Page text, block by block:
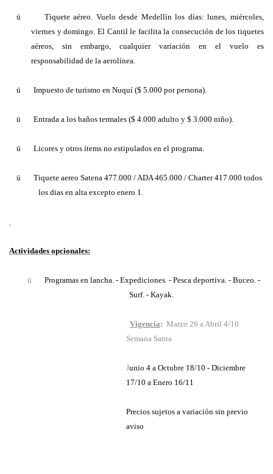
ü
Tiquete aéreo. Vuelo desde Medellín los días: lunes, miércoles,
viernes y domingo. El Cantil le facilita la consecución de los tiquetes
aéreos, sin embargo, cualquier variación en el vuelo es
responsabilidad de la aerolínea.
ü Impuesto de turismo en Nuquí ($ 5.000 por persona).
ü Entrada a los baños termales ($ 4.000 adulto y $ 3.000 niño).
ü Licores y otros ítems no estipulados en el programa.
ü
Tiquete aereo Satena 477.000 / ADA 465.000 / Charter 417.000 todos
los dias en alta excepto enero 1.
Actividades opcionales:
ü
Programas en lancha. - Expediciones. - Pesca deportiva. - Buceo. -
Surf. - Kayak.
Vigencia: Marzo 26 a Abril 4/10
Semana Santa
Junio 4 a Octubre 18/10 - Diciembre
17/10 a Enero 16/11
Precios sujetos a variación sin previo
aviso